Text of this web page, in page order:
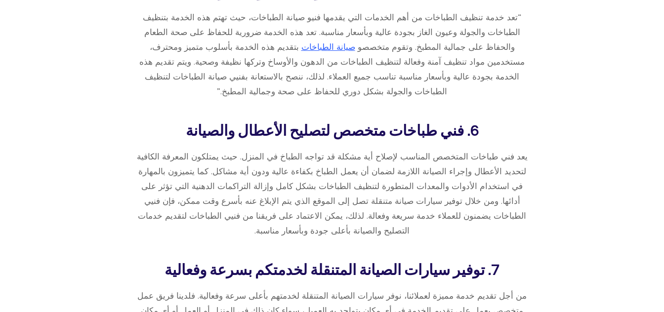
“تعد خدمة تنظيف الطباخات من أهم الخدمات التي يقدمها فنيو صيانة الطباخات، حيث تهتم هذه الخدمة بتنظيف
الطباخات والجولة وعيون الغاز بجودة عالية وبأسعار مناسبة. تعد هذه الخدمة ضرورية للحفاظ على صحة الطعام
والحفاظ على جمالية المطبخ. وتقوم متخصصوصيانة الطباخات بتقديم هذه الخدمة بأسلوب متميز ومحترف،
مستخدمين مواد تنظيف آمنة وفعالة لتنظيف الطباخات من الدهون والأوساخ وتركها نظيفة وصحية. ويتم تقديم هذه
الخدمة بجودة عالية وبأسعار مناسبة تناسب جميع العملاء. لذلك، ننصح بالاستعانة بفنيي صيانة الطباخات لتنظيف
الطباخات والجولة بشكل دوري للحفاظ على صحة وجمالية المطبخ.”
6. فني طباخات متخصص لتصليح الأعطال والصيانة
يعد فني طباخات المتخصص المناسب لإصلاح أية مشكلة قد تواجه الطباخ في المنزل. حيث يمتلكون المعرفة الكافية
لتحديد الأعطال وإجراء الصيانة اللازمة لضمان أن يعمل الطباخ بكفاءة عالية ودون أية مشاكل. كما يتميزون بالمهارة
في استخدام الأدوات والمعدات المتطورة لتنظيف الطباخات بشكل كامل وإزالة التراكمات الدهنية التي تؤثر على
أدائها. ومن خلال توفير سيارات صيانة متنقلة تصل إلى الموقع الذي يتم الإبلاغ عنه بأسرع وقت ممكن، فإن فنيي
الطباخات يضمنون للعملاء خدمة سريعة وفعالة. لذلك، يمكن الاعتماد على فريقنا من فنيي الطباخات لتقديم خدمات
التصليح والصيانة بأعلى جودة وبأسعار مناسبة.
7. توفير سيارات الصيانة المتنقلة لخدمتكم بسرعة وفعالية
من أجل تقديم خدمة مميزة لعملائنا، نوفر سيارات الصيانة المتنقلة لخدمتهم بأعلى سرعة وفعالية. فلدينا فريق عمل